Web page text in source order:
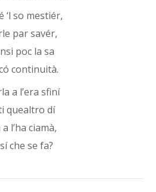
‘l so mestiér,
par savér,
poc la sa
continuità.
a l’era sfiní
quealtro dí
l’ha ciamà,
che se fa?